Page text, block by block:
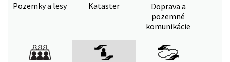
Pozemky a lesy Kataster
Doprava a
pozemné
komunikácie